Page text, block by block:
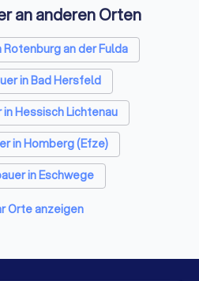
an anderen Orten
an der Fulda
in Bad Hersfeld
Hessisch Lichtenau
in Homberg (Efze)
in Eschwege
in Felsberg
Orte anzeigen